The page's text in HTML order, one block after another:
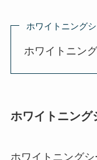
ホワイトニング
ホワイトニン
ホワイトニング
ホワイトニング